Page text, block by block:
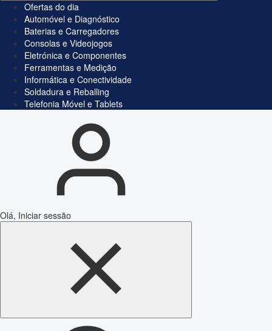
Ofertas do dia
Automóvel e Diagnóstico
Baterias e Carregadores
Consolas e Videojogos
Eletrónica e Componentes
Ferramentas e Medição
Informática e Conectividade
Soldadura e Reballing
Telefonia Móvel e Tablets
Olá, Iniciar sessão